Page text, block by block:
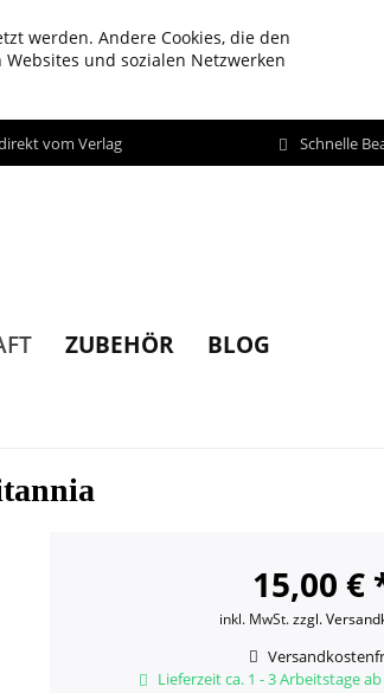
werden. Andere Cookies, die den
und sozialen Netzwerken
vom Verlag Schnelle
ZUBEHÖR BLOG
15,00 €
inkl. MwSt.zzgl.
Lieferzeit ca. 1 - 3 Arbeitstage